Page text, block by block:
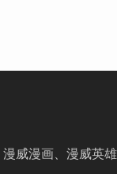
威漫画、漫威英